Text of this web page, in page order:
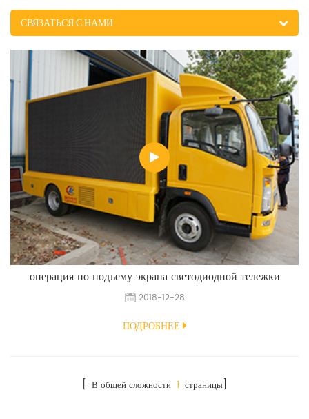
СВЯЗАТЬСЯ С НАМИ
операция по подъему экрана светодиодной тележки
2018-12-28
ПОДРОБНЕЕ
[ В общей сложности 1 страницы]